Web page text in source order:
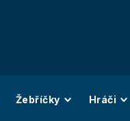
Žebříčky Hráči